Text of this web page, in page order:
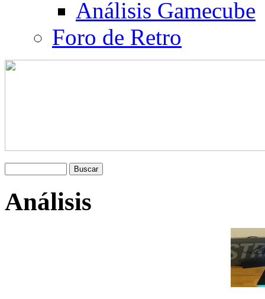
Análisis Gamecube
Foro de Retro
Análisis